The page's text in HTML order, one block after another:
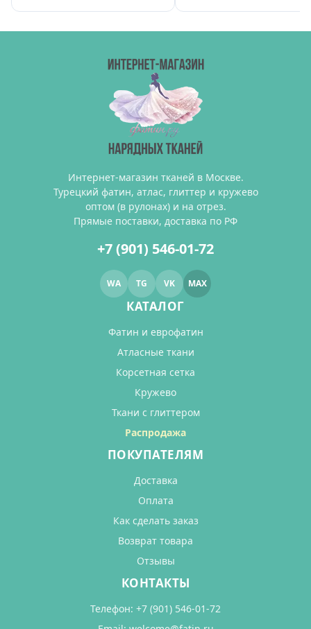
Интернет-магазин тканей в Москве.
Турецкий фатин, атлас, глиттер и кружево
оптом (в рулонах) и на отрез.
Прямые поставки, доставка по РФ
+7 (901) 546-01-72
WA TG VK MAX
КАТАЛОГ
Фатин и еврофатин
Атласные ткани
Корсетная сетка
Кружево
Ткани с глиттером
Распродажа
ПОКУПАТЕЛЯМ
Доставка
Оплата
Как сделать заказ
Возврат товара
Отзывы
КОНТАКТЫ
Телефон: +7 (901) 546-01-72